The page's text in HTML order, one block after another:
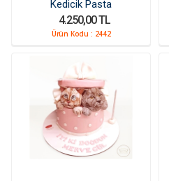
Kedicik Pasta
4.250,00 TL
Ürün Kodu : 2442